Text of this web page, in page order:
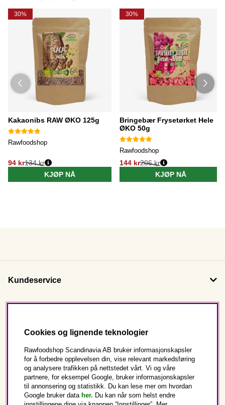
30%
Kakaonibs RAW ØKO 125g
Rawfoodshop
94 kr134 kr
KJØP NÅ
30%
Bringebær Frysetørket Hele
ØKO 50g
Rawfoodshop
144 kr206 kr
KJØP NÅ
Kundeservice
Dette er Rawfoodshop
Norge
Cookies og lignende teknologier
Rawfoodshop Scandinavia AB bruker informasjonskapsler
for å forbedre opplevelsen din, vise relevant markedsføring
og analysere trafikken på nettstedet vårt. Vi og våre
partnere, for eksempel Google, bruker informasjonskapsler
til annonsering og statistikk. Du kan lese mer om hvordan
Google bruker data her. Du kan når som helst endre